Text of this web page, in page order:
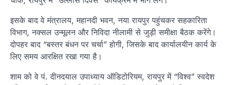
इसके बाद वे मंत्रालय, महानदी भवन, नया रायपुर पहुंचकर सहकारिता
विभाग, नक्सल उन्मूलन और निविदा नीलामी से जुड़ी समीक्षा बैठक करेंगे।
दोपहर बाद “बस्तर बंधन पर चर्चा” होगी, जिसके बाद कार्यालयीन कार्य के
लिए समय आरक्षित रखा गया है।
शाम को वे पं. दीनदयाल उपाध्याय ऑडिटोरियम, रायपुर में “विश्व” स्वदेश